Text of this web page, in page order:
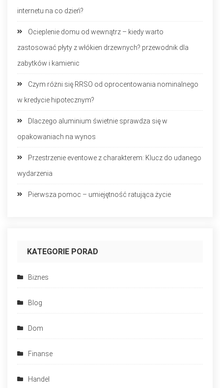
internetu na co dzień?
Ocieplenie domu od wewnątrz – kiedy warto
zastosować płyty z włókien drzewnych? przewodnik dla
zabytków i kamienic
Czym różni się RRSO od oprocentowania nominalnego
w kredycie hipotecznym?
Dlaczego aluminium świetnie sprawdza się w
opakowaniach na wynos
Przestrzenie eventowe z charakterem: Klucz do udanego
wydarzenia
Pierwsza pomoc – umiejętność ratująca życie
KATEGORIE PORAD
Biznes
Blog
Dom
Finanse
Handel